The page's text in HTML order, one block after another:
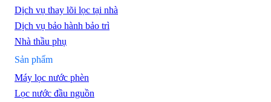
Dịch vụ thay lõi lọc tại nhà
Dịch vụ bảo hành bảo trì
Nhà thầu phụ
Sản phẩm
Máy lọc nước phèn
Lọc nước đầu nguồn